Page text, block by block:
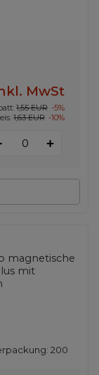
MwSt
1,55 EUR -5%
1,63 EUR -10%
+
magnetische
mit
200